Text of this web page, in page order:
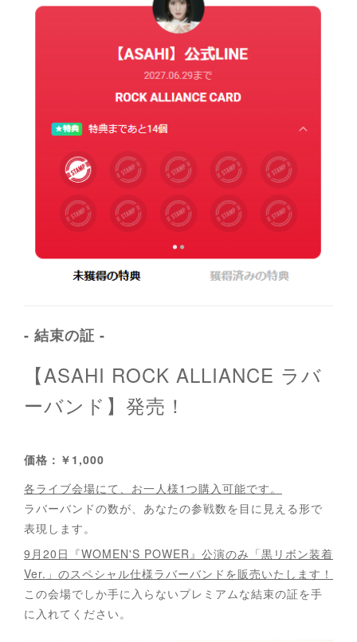
- 結束の証 -
【ASAHI ROCK ALLIANCE ラバ
ーバンド】発売！
価格：￥1,000
各ライブ会場にて、お一人様1つ購入可能です。
ラバーバンドの数が、あなたの参戦数を目に見える形で
表現します。
9月20日『WOMEN'S POWER』公演のみ「黒リボン装着
Ver.」のスペシャル仕様ラバーバンドを販売いたします！
この会場でしか手に入らないプレミアムな結束の証を手
に入れてください。